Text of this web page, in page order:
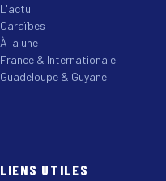
L'actu
Caraïbes
À la une
France & Internationale
Guadeloupe & Guyane
LIENS UTILES